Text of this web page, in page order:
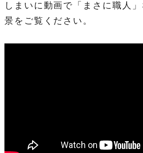
しまいに動画で「まさに職人
景をご覧ください。